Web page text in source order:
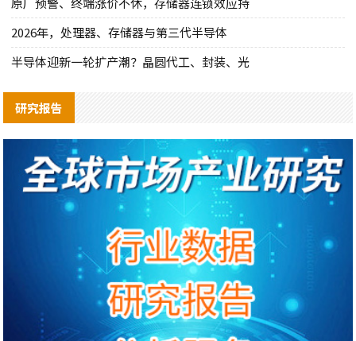
2026年，处理器、存储器与第三代半导体
半导体迎新一轮扩产潮？晶圆代工、封装、光
研究报告